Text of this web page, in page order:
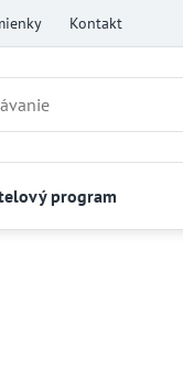
Kontakt
program